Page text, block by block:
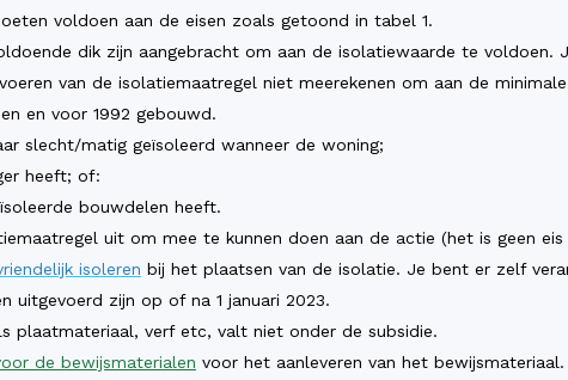
voldoen aan de eisen zoals getoond in tabel 1.
dik zijn aangebracht om aan de isolatiewaarde te voldoen.
van de isolatiemaatregel niet meerekenen om aan de
en voor 1992 gebouwd.
slecht/matig geïsoleerd wanneer de woning;
heeft; of:
bouwdelen heeft.
uit om mee te kunnen doen aan de actie (het is geen
isoleren bij het plaatsen van de isolatie. Je bent er zelf
uitgevoerd zijn op of na 1 januari 2023.
plaatmateriaal, verf etc, valt niet onder de subsidie.
de bewijsmaterialen voor het aanleveren van het bewijsmateriaal.